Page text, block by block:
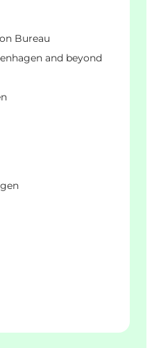
Bureau
and beyond